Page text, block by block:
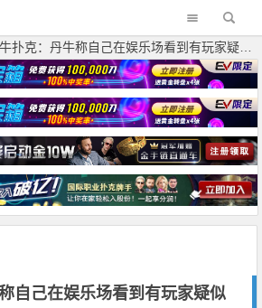
扑克：丹牛称自己在娱乐场看到有玩家疑似在买卖疫苗证明
自己在娱乐场看到有玩家疑似